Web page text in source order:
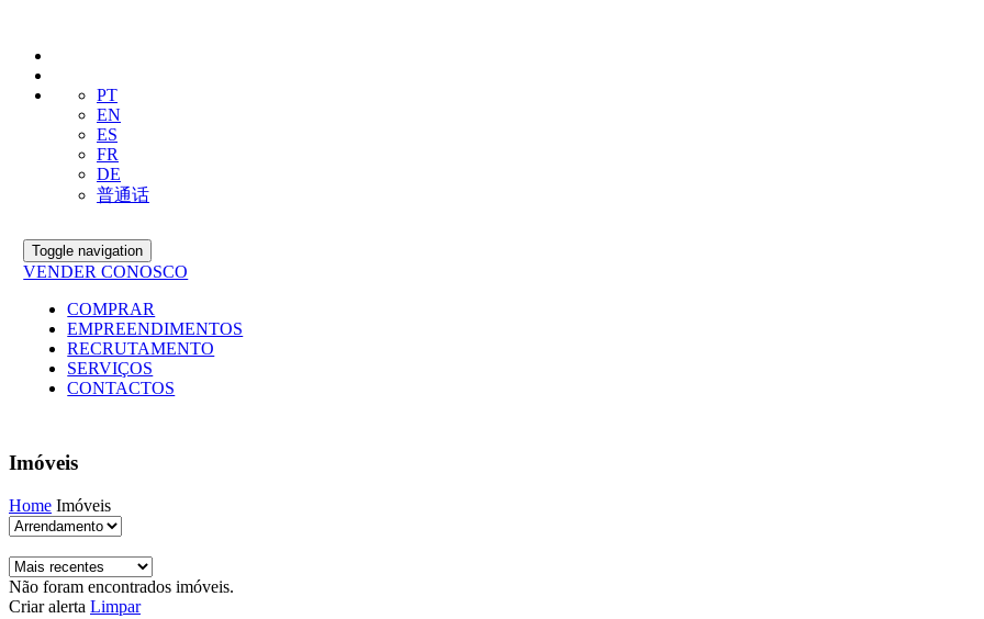
PT
EN
ES
FR
DE
普通话
Toggle navigation
VENDER CONOSCO
COMPRAR
EMPREENDIMENTOS
RECRUTAMENTO
SERVIÇOS
CONTACTOS
Imóveis
Home Imóveis
Não foram encontrados imóveis.
Criar alerta Limpar